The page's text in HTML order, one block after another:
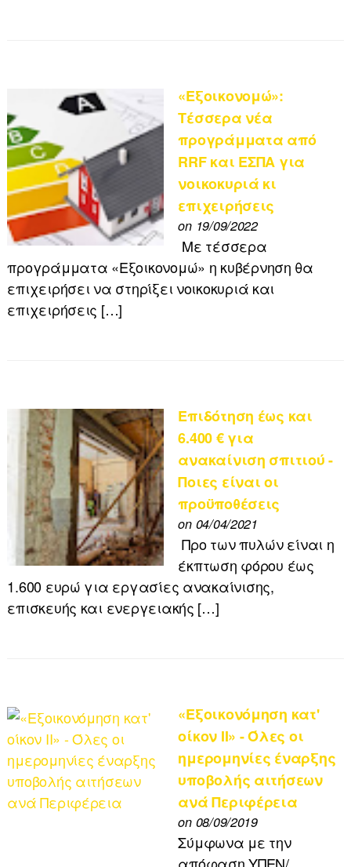
«Εξοικονομώ»:
Τέσσερα νέα
προγράμματα από
RRF και ΕΣΠΑ για
νοικοκυριά κι
επιχειρήσεις
on 19/09/2022
Με τέσσερα
προγράμματα «Eξοικονομώ» η κυβέρνηση θα
επιχειρήσει να στηρίξει νοικοκυριά και
επιχειρήσεις […]
Επιδότηση έως και
6.400 € για
ανακαίνιση σπιτιού -
Ποιες είναι οι
προϋποθέσεις
on 04/04/2021
Προ των πυλών είναι η
έκπτωση φόρου έως
1.600 ευρώ για εργασίες ανακαίνισης,
επισκευής και ενεργειακής […]
«Εξοικονόμηση κατ'
οίκον ΙΙ» - Όλες οι
ημερομηνίες έναρξης
υποβολής αιτήσεων
ανά Περιφέρεια
on 08/09/2019
Σύμφωνα με την